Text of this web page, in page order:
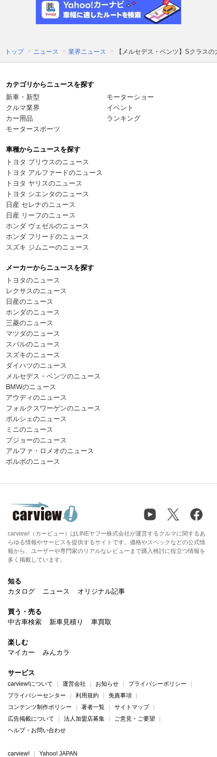
トップ ニュース 業界ニュース 【メルセデス・ベンツ】Sクラス
カテゴリからニュースを探す
新車・新型
クルマ業界
カー用品
モータースポーツ
モーターショー
イベント
ランキング
車種からニュースを探す
トヨタ プリウスのニュース
トヨタ アルファードのニュース
トヨタ ヤリスのニュース
トヨタ シエンタのニュース
日産 セレナのニュース
日産 リーフのニュース
ホンダ ヴェゼルのニュース
ホンダ フリードのニュース
スズキ ジムニーのニュース
メーカーからニュースを探す
トヨタのニュース
レクサスのニュース
日産のニュース
ホンダのニュース
三菱のニュース
マツダのニュース
スバルのニュース
スズキのニュース
ダイハツのニュース
メルセデス・ベンツのニュース
BMWのニュース
アウディのニュース
フォルクスワーゲンのニュース
ポルシェのニュース
ミニのニュース
プジョーのニュース
アルファ・ロメオのニュース
ボルボのニュース
carview!（カービュー）はLINEヤフー株式会社が運営するクルマに関するあ
らゆる情報やサービスを提供するサイトです。価格やスペックなどの公式情
報から、ユーザーや専門家のリアルなレビューまで購入検討に役立つ情報を
多く掲載しています。
知る
カタログ
ニュース オリジナル記事
買う・売る
中古車検索
新車見積り 車買取
楽しむ
マイカー
みんカラ
サービス
carview!について 運営会社 お知らせ
プライバシーポリシー
プライバシーセンター
利用規約
免責事項
コンテンツ制作ポリシー
著者一覧
サイトマップ
広告掲載について
法人加盟店募集
ご意見・ご要望
ヘルプ・お問い合わせ
carview! Yahoo! JAPAN